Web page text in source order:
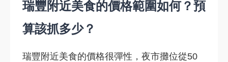
瑞豐附近美食的價格範圍如何？預
算該抓多少？
瑞豐附近美食的價格很彈性，夜市攤位從50